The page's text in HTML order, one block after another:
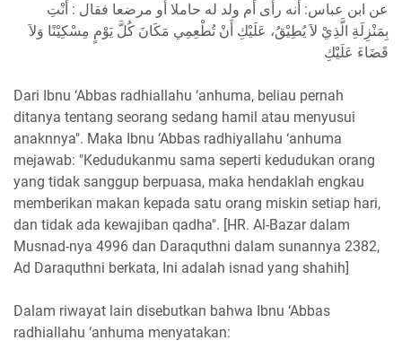
عن ابن عباس: أنه رأى أم ولد له حاملا أو مرضعا فقال : أَنْتِ
بِمَنْزِلَةِ الَّذِيْ لاَ يُطِيْقُ، عَلَيْكِ أَنْ تُطْعِمِي مَكَانَ كُلَّ يَوْمٍ مِسْكِيْنًا وَلاَ
قَضَاءَ عَلَيْكِ
Dari Ibnu ‘Abbas radhiallahu ‘anhuma, beliau pernah
ditanya tentang seorang sedang hamil atau menyusui
anaknnya". Maka Ibnu ‘Abbas radhiyallahu ‘anhuma
mejawab: "Kedudukanmu sama seperti kedudukan orang
yang tidak sanggup berpuasa, maka hendaklah engkau
memberikan makan kepada satu orang miskin setiap hari,
dan tidak ada kewajiban qadha". [HR. Al-Bazar dalam
Musnad-nya 4996 dan Daraquthni dalam sunannya 2382,
Ad Daraquthni berkata, Ini adalah isnad yang shahih]
Dalam riwayat lain disebutkan bahwa Ibnu ‘Abbas
radhiallahu ‘anhuma menyatakan: